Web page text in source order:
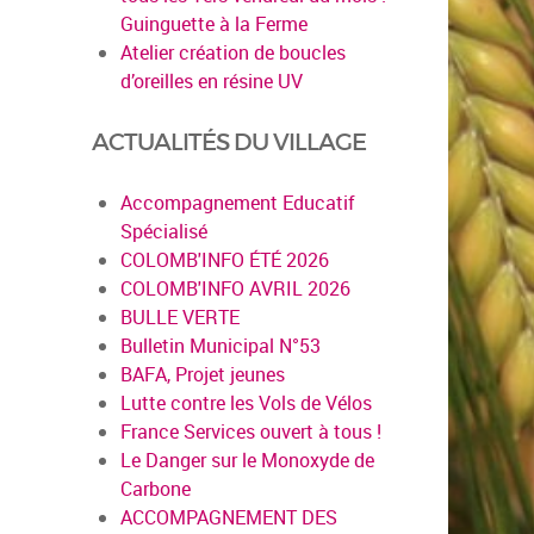
en savoir plus
Guinguette à la Ferme
Atelier création de boucles
d’oreilles en résine UV
ACTUALITÉS DU VILLAGE
Accompagnement Educatif
Spécialisé
COLOMB'INFO ÉTÉ 2026
COLOMB'INFO AVRIL 2026
BULLE VERTE
Bulletin Municipal N°53
BAFA, Projet jeunes
Lutte contre les Vols de Vélos
France Services ouvert à tous !
Le Danger sur le Monoxyde de
Carbone
ACCOMPAGNEMENT DES